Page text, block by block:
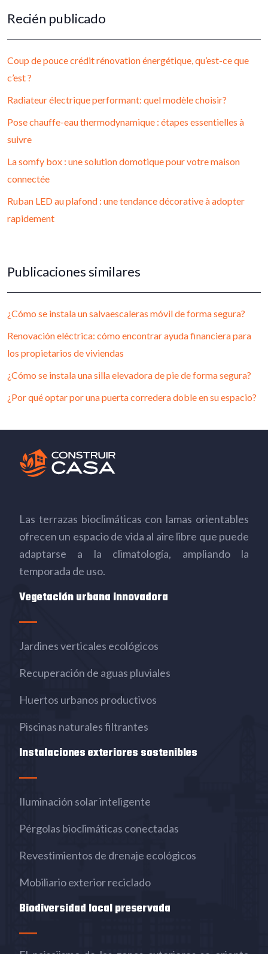
Recién publicado
Coup de pouce crédit rénovation énergétique, qu’est-ce que
c’est ?
Radiateur électrique performant: quel modèle choisir?
Pose chauffe-eau thermodynamique : étapes essentielles à
suivre
La somfy box : une solution domotique pour votre maison
connectée
Ruban LED au plafond : une tendance décorative à adopter
rapidement
Publicaciones similares
¿Cómo se instala un salvaescaleras móvil de forma segura?
Renovación eléctrica: cómo encontrar ayuda financiera para
los propietarios de viviendas
¿Cómo se instala una silla elevadora de pie de forma segura?
¿Por qué optar por una puerta corredera doble en su espacio?
Las terrazas bioclimáticas con lamas orientables
ofrecen un espacio de vida al aire libre que puede
adaptarse a la climatología, ampliando la
temporada de uso.
Vegetación urbana innovadora
Jardines verticales ecológicos
Recuperación de aguas pluviales
Huertos urbanos productivos
Piscinas naturales filtrantes
Instalaciones exteriores sostenibles
Iluminación solar inteligente
Pérgolas bioclimáticas conectadas
Revestimientos de drenaje ecológicos
Mobiliario exterior reciclado
Biodiversidad local preservada